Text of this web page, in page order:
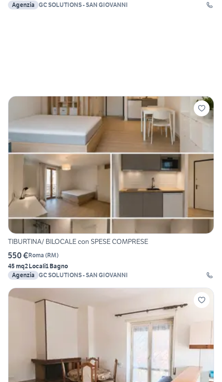
Agenzia GC SOLUTIONS - SAN GIOVANNI
TIBURTINA/ BILOCALE con SPESE COMPRESE
550 €Roma (RM)
45 mq2 Locali1 Bagno
Agenzia GC SOLUTIONS - SAN GIOVANNI